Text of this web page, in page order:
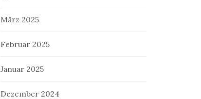
März 2025
Februar 2025
Januar 2025
Dezember 2024